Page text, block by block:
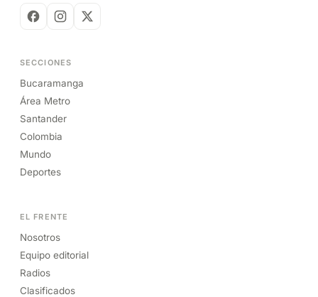
SECCIONES
Bucaramanga
Área Metro
Santander
Colombia
Mundo
Deportes
EL FRENTE
Nosotros
Equipo editorial
Radios
Clasificados